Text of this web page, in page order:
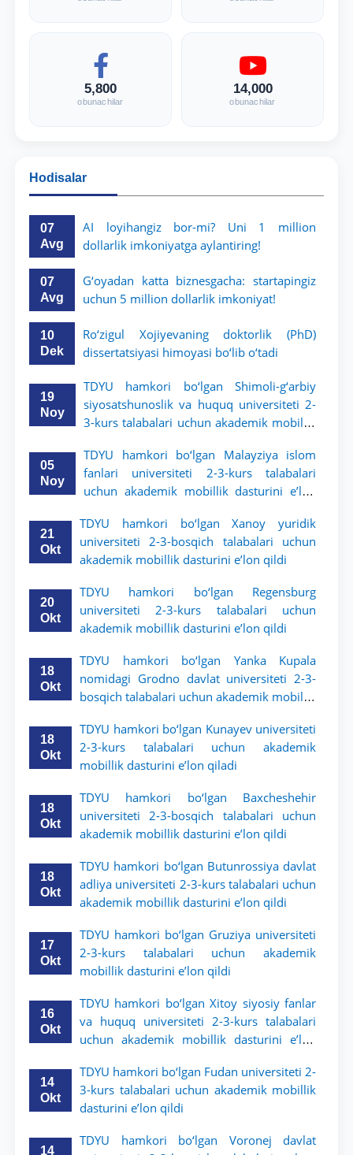
5,800
obunachilar
14,000
obunachilar
Hodisalar
07
Avg
AI loyihangiz bor-mi? Uni 1 million
dollarlik imkoniyatga aylantiring!
07
Avg
G‘oyadan katta biznesgacha: startapingiz
uchun 5 million dollarlik imkoniyat!
10
Dek
Ro‘zigul Xojiyevaning doktorlik (PhD)
dissertatsiyasi himoyasi bo‘lib o‘tadi
19
Noy
TDYU hamkori bo‘lgan Shimoli-g‘arbiy
siyosatshunoslik va huquq universiteti 2-
3-kurs talabalari uchun akademik mobillik
05
Noy
TDYU hamkori bo‘lgan Malayziya islom
fanlari universiteti 2-3-kurs talabalari
uchun akademik mobillik dasturini e’lon
21
Okt
TDYU hamkori bo‘lgan Xanoy yuridik
universiteti 2-3-bosqich talabalari uchun
akademik mobillik dasturini e’lon qildi
20
Okt
TDYU hamkori bo‘lgan Regensburg
universiteti 2-3-kurs talabalari uchun
akademik mobillik dasturini e’lon qildi
18
Okt
TDYU hamkori bo‘lgan Yanka Kupala
nomidagi Grodno davlat universiteti 2-3-
bosqich talabalari uchun akademik mobillik
18
Okt
TDYU hamkori bo‘lgan Kunayev universiteti
2-3-kurs talabalari uchun akademik
mobillik dasturini e’lon qiladi
18
Okt
TDYU hamkori bo‘lgan Baxcheshehir
universiteti 2-3-bosqich talabalari uchun
akademik mobillik dasturini e’lon qildi
18
Okt
TDYU hamkori bo‘lgan Butunrossiya davlat
adliya universiteti 2-3-kurs talabalari uchun
akademik mobillik dasturini e’lon qildi
17
Okt
TDYU hamkori bo‘lgan Gruziya universiteti
2-3-kurs talabalari uchun akademik
mobillik dasturini e’lon qildi
16
Okt
TDYU hamkori bo‘lgan Xitoy siyosiy fanlar
va huquq universiteti 2-3-kurs talabalari
uchun akademik mobillik dasturini e’lon
14
Okt
TDYU hamkori bo‘lgan Fudan universiteti 2-
3-kurs talabalari uchun akademik mobillik
dasturini e’lon qildi
14
TDYU hamkori bo‘lgan Voronej davlat